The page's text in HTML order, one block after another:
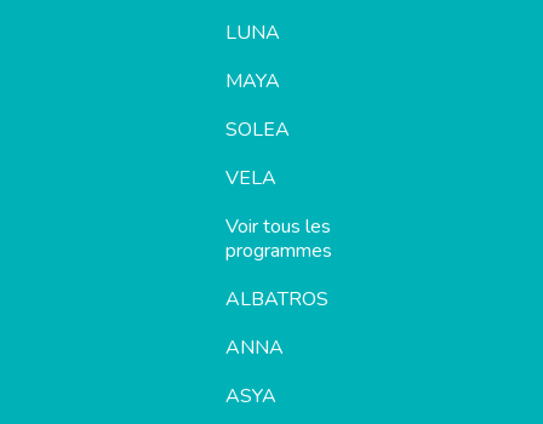
LUNA
MAYA
SOLEA
VELA
Voir tous les
programmes
ALBATROS
ANNA
ASYA